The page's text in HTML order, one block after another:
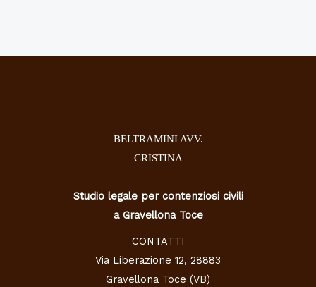
BELTRAMINI AVV.
CRISTINA
Studio legale per contenziosi civili
a Gravellona Toce
CONTATTI
Via Liberazione 12, 28883
Gravellona Toce (VB)